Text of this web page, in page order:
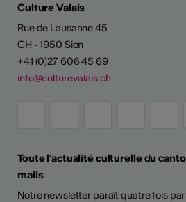
Culture Valais
Rue de Lausanne 45
CH - 1950 Sion
+41 (0)27 606 45 69
info@culturevalais.ch
Toute l'actualité culturelle du
mails
Notre newsletter paraît quatre fois